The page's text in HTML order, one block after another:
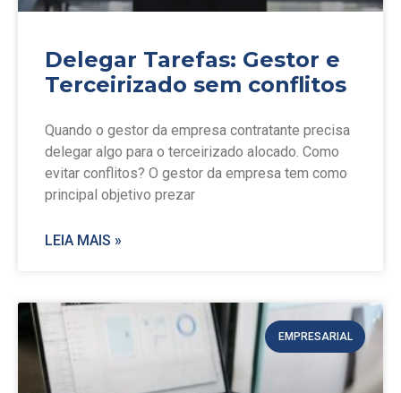
Delegar Tarefas: Gestor e
Terceirizado sem conflitos
Quando o gestor da empresa contratante precisa
delegar algo para o terceirizado alocado. Como
evitar conflitos? O gestor da empresa tem como
principal objetivo prezar
LEIA MAIS »
EMPRESARIAL